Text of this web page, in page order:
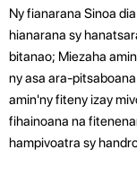
Ny fianarana Sinoa
hianarana sy
bitanao; Miezaha
ny asa ara-
amin'ny fiteny izay
fihainoana na
hampivoatra sy